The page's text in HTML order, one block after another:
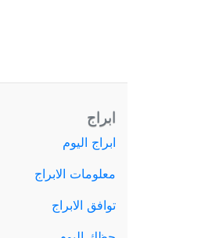
ابراج
ابراج اليوم
معلومات الابراج
توافق الابراج